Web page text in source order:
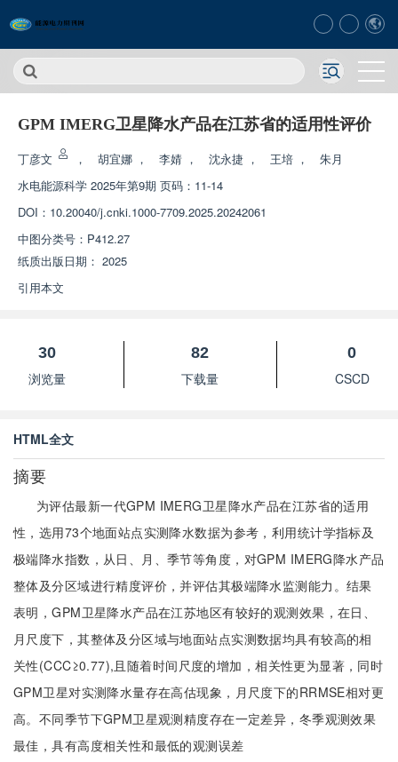
GPM IMERG卫星降水产品在江苏省的适用性评价
丁彦文 ， 胡宜娜 ， 李婧 ， 沈永捷 ， 王培 ，
朱月
水电能源科学 2025年第9期 页码：11-14
DOI： 10.20040/j.cnki.1000-7709.2025.20242061
中图分类号： P412.27
纸质出版日期： 2025
引用本文
30
浏览量
82
下载量
0
CSCD
HTML全文
摘要
为评估最新一代GPM IMERG卫星降水产品在江苏省的适用
性，选用73个地面站点实测降水数据为参考，利用统计学指标及
极端降水指数，从日、月、季节等角度，对GPM IMERG降水产品
整体及分区域进行精度评价，并评估其极端降水监测能力。结果
表明，GPM卫星降水产品在江苏地区有较好的观测效果，在日、
月尺度下，其整体及分区域与地面站点实测数据均具有较高的相
关性(CCC≥0.77),且随着时间尺度的增加，相关性更为显著，同时
GPM卫星对实测降水量存在高估现象，月尺度下的RRMSE相对更
高。不同季节下GPM卫星观测精度存在一定差异，冬季观测效果
最佳，具有高度相关性和最低的观测误差